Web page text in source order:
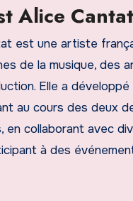
Alice
est une artiste
de la musique, des
Elle a développé
au cours des deux
en collaborant avec
à des